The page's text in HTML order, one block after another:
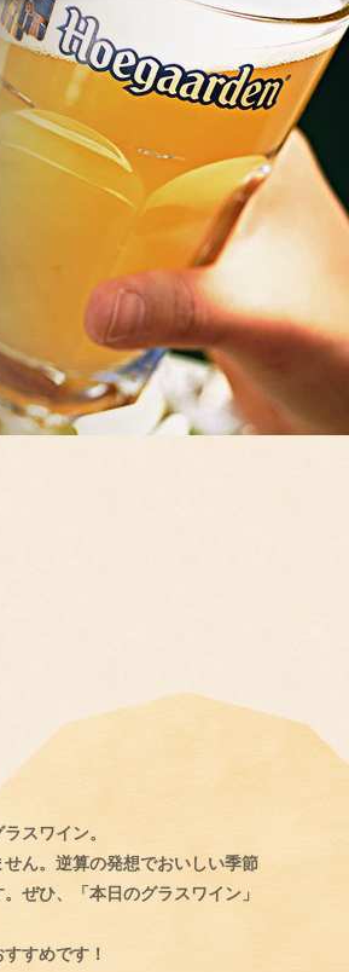
スワイン。
ん。逆算の発想でおいしい季節
ぜひ、「本日のグラスワイン」
すめです！